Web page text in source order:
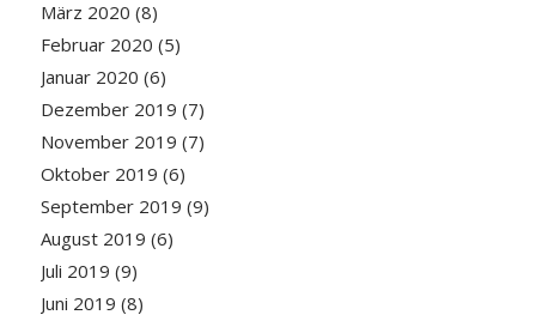
März 2020 (8)
Februar 2020 (5)
Januar 2020 (6)
Dezember 2019 (7)
November 2019 (7)
Oktober 2019 (6)
September 2019 (9)
August 2019 (6)
Juli 2019 (9)
Juni 2019 (8)